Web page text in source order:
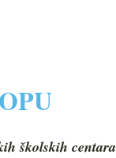
školskih centara